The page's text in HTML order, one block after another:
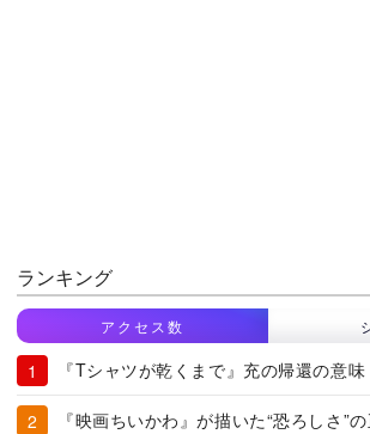
ランキング
アクセス数
『Tシャツが乾くまで』充の帰還の意味
『映画ちいかわ』が描いた“恐ろしさ”